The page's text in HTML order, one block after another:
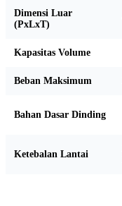
Dimensi Luar
(PxLxT)
Kapasitas Volume
Beban Maksimum
Bahan Dasar Dinding
Ketebalan Lantai